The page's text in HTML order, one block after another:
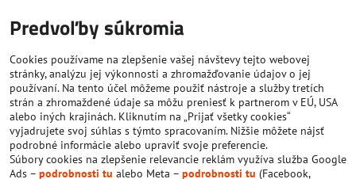
Predvoľby súkromia
Cookies používame na zlepšenie vašej návštevy tejto webovej
stránky, analýzu jej výkonnosti a zhromažďovanie údajov o jej
používaní. Na tento účel môžeme použiť nástroje a služby tretích
strán a zhromaždené údaje sa môžu preniesť k partnerom v EÚ, USA
alebo iných krajinách. Kliknutím na „Prijať všetky cookies“
vyjadrujete svoj súhlas s týmto spracovaním. Nižšie môžete nájsť
podrobné informácie alebo upraviť svoje preferencie.
Súbory cookies na zlepšenie relevancie reklám využíva služba Google
Ads – podrobnosti tu alebo Meta – podrobnosti tu (Facebook,